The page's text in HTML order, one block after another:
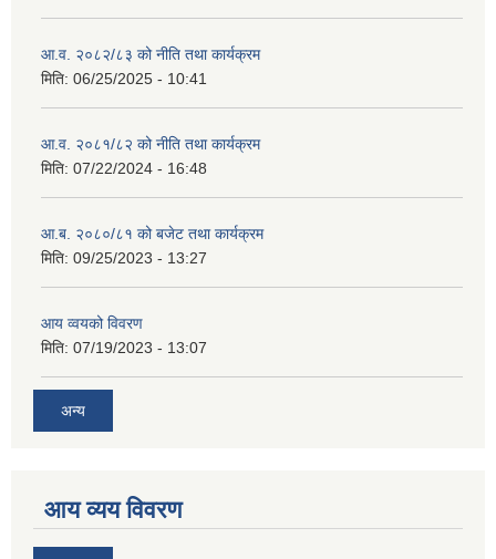
आ.व. २०८२/८३ को नीति तथा कार्यक्रम
मिति: 06/25/2025 - 10:41
आ.व. २०८१/८२ को नीति तथा कार्यक्रम
मिति: 07/22/2024 - 16:48
आ.ब. २०८०/८१ को बजेट तथा कार्यक्रम
मिति: 09/25/2023 - 13:27
आय व्वयको विवरण
मिति: 07/19/2023 - 13:07
अन्य
आय व्यय विवरण